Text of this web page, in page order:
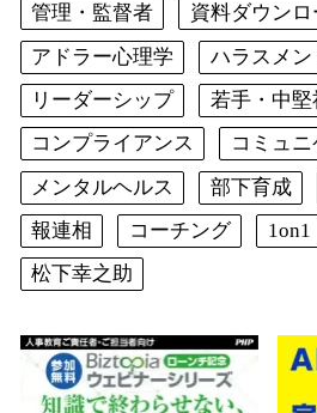
管理・監督者
資料ダウンロ
アドラー心理学
ハラスメン
リーダーシップ
若手・中堅
コンプライアンス
コミュ
メンタルヘルス
部下育成
報連相
コーチング 1on1
松下幸之助